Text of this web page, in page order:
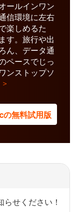
ールインワン
信環境に左右
楽しめるた
す。旅行や出
ん、データ通
ペースでじっ
ンストップソ
>
の無料試用版
せください！